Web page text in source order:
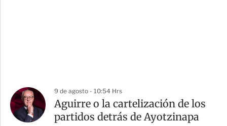
9 de agosto - 10:54 Hrs
Aguirre o la cartelización de los
partidos detrás de Ayotzinapa